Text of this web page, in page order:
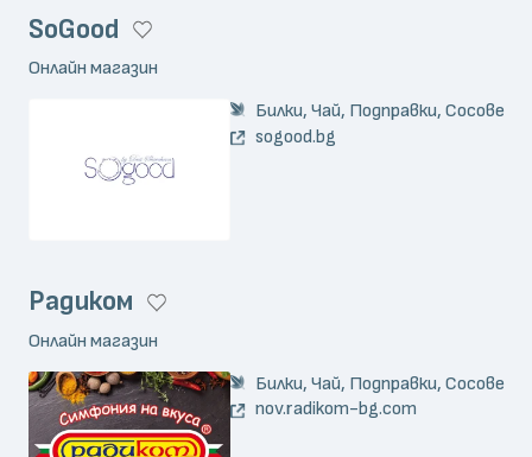
SoGood
Онлайн магазин
Билки, Чай, Подправки, Сосове
sogood.bg
Радиком
Онлайн магазин
Билки, Чай, Подправки, Сосове
nov.radikom-bg.com